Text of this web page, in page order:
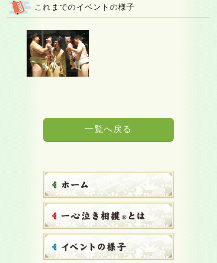
これまでのイベントの様子
一覧へ戻る